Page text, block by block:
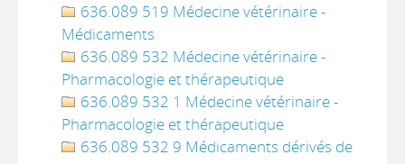
636.089 519 Médecine vétérinaire -
Médicaments
636.089 532 Médecine vétérinaire -
Pharmacologie et thérapeutique
636.089 532 1 Médecine vétérinaire -
Pharmacologie et thérapeutique
636.089 532 9 Médicaments dérivés de